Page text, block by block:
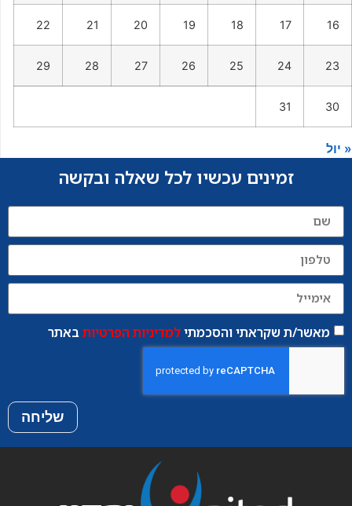
16
17
18
19
20
21
22
23
24
25
26
27
28
29
30
31
« יול
זמינים עכשיו לכל שאלה ובקשה
מאשר/ת שקראתי והסכמתילמדיניות הפרטיותבאתר
שליחה